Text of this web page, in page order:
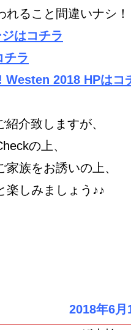
れること間違いナシ！
はコチラ
ラ
2018 HPはコ
紹介致しますが、
の上、
族をお誘いの上、
楽しみましょう♪♪
2018年6月